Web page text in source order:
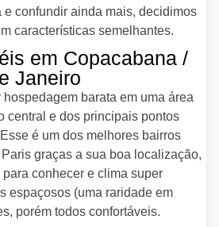
e confundir ainda mais, decidimos
características semelhantes.
em Copacabana /
Janeiro
barata em uma área
central e dos principais pontos
é um dos melhores bairros
graças a sua boa localização,
para conhecer e clima super
espaçosos (uma raridade em
porém todos confortáveis.